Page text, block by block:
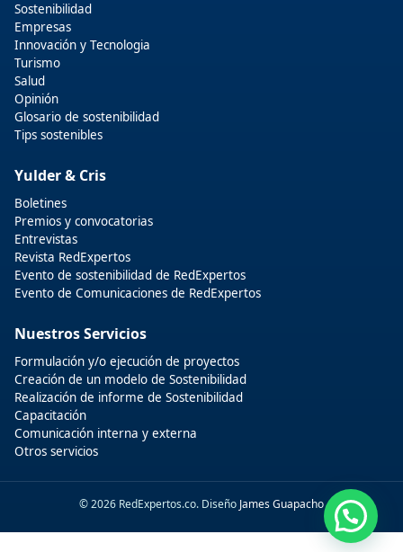
Sostenibilidad
Empresas
Innovación y Tecnologia
Turismo
Salud
Opinión
Glosario de sostenibilidad
Tips sostenibles
Yulder & Cris
Boletines
Premios y convocatorias
Entrevistas
Revista RedExpertos
Evento de sostenibilidad de RedExpertos
Evento de Comunicaciones de RedExpertos
Nuestros Servicios
Formulación y/o ejecución de proyectos
Creación de un modelo de Sostenibilidad
Realización de informe de Sostenibilidad
Capacitación
Comunicación interna y externa
Otros servicios
© 2026 RedExpertos.co. Diseño James Guapacho